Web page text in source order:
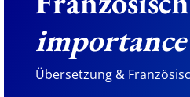
importance
Übersetzung &